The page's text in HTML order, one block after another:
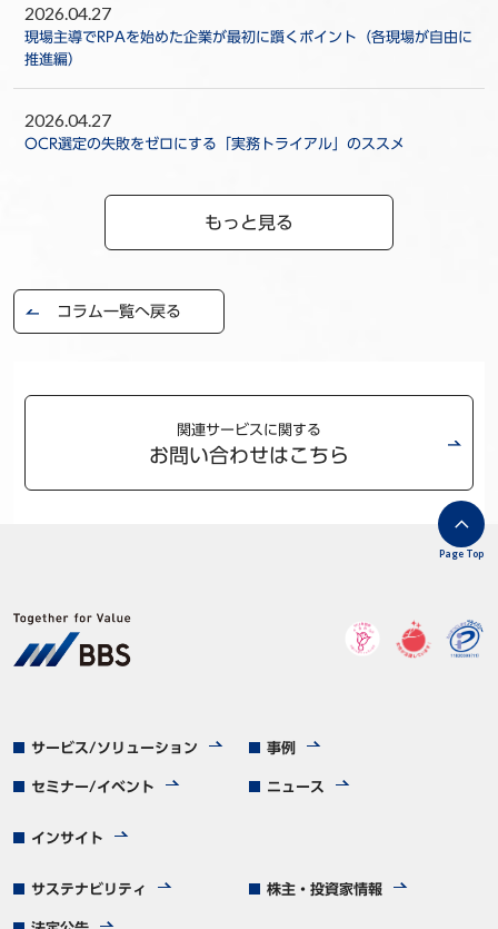
2026.04.27
現場主導でRPAを始めた企業が最初に躓くポイント（各現場が自由に
推進編）
2026.04.27
OCR選定の失敗をゼロにする「実務トライアル」のススメ
もっと見る
コラム一覧へ戻る
関連サービスに関する
お問い合わせはこちら
サービス/ソリューション 事例
セミナー/イベント ニュース
インサイト
サステナビリティ 株主・投資家情報
Page Top